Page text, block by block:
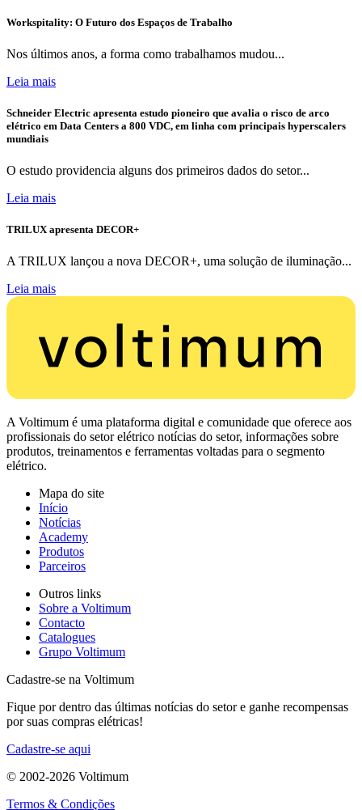
Workspitality: O Futuro dos Espaços de Trabalho
Nos últimos anos, a forma como trabalhamos mudou...
Leia mais
Schneider Electric apresenta estudo pioneiro que avalia o risco de arco
elétrico em Data Centers a 800 VDC, em linha com principais hyperscalers
mundiais
O estudo providencia alguns dos primeiros dados do setor...
Leia mais
TRILUX apresenta DECOR+
A TRILUX lançou a nova DECOR+, uma solução de iluminação...
Leia mais
A Voltimum é uma plataforma digital e comunidade que oferece aos
profissionais do setor elétrico notícias do setor, informações sobre
produtos, treinamentos e ferramentas voltadas para o segmento
elétrico.
Mapa do site
Início
Notícias
Academy
Produtos
Parceiros
Outros links
Sobre a Voltimum
Contacto
Catalogues
Grupo Voltimum
Cadastre-se na Voltimum
Fique por dentro das últimas notícias do setor e ganhe recompensas
por suas compras elétricas!
Cadastre-se aqui
© 2002-2026 Voltimum
Termos & Condições